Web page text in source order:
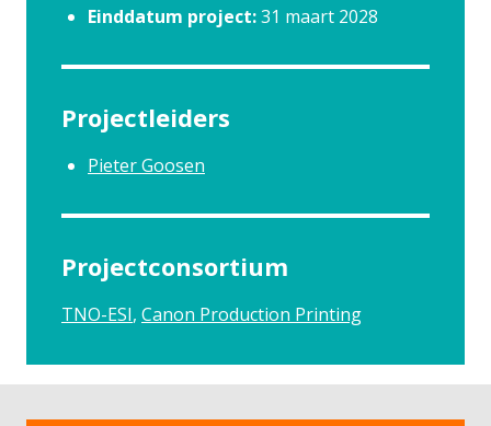
Einddatum project:31 maart 2028
Projectleiders
Pieter Goosen
Projectconsortium
TNO-ESI Canon Production Printing